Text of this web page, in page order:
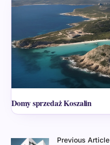
Domy sprzedaż Koszalin
Previous Article